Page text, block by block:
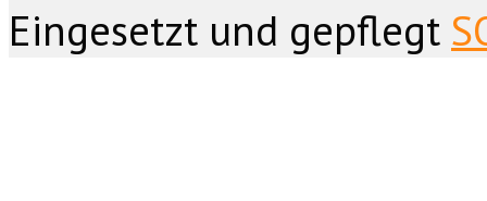
Eingesetzt und gepflegt